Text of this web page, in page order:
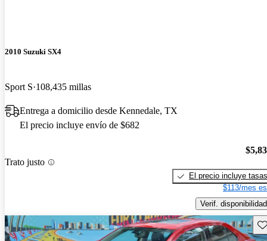
2010 Suzuki SX4
Sport S 108,435 millas
Entrega a domicilio desde Kennedale, TX
El precio incluye envío de $682
Trato justo
El precio incluye tasas
$113/mes
Verif. disponibilidad